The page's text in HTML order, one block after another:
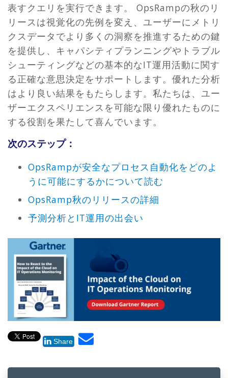
表すクエリを実行できます。 OpsRampの秋のリ
リースは視覚化の先例を変え、ユーザーにメトリ
クスデータでより多くの洞察を推進するための鍵
を提供し、キャパシティプランニングやトラブル
シューティングなどの基本的なIT運用活動に関す
る正確な意思決定をサポートします。優れた分析
はより良い結果をもたらします。私たちは、ユー
ザーエクスペリエンスを可能な限り優れたものに
する役割を果たして喜んでいます。
次のステップ：
OpsRampが安全なプロセス自動化をどのよ
うに可能にするかについて読む
OpsRamp秋のリリースの詳細
予測分析とIT運用の出会い
Share